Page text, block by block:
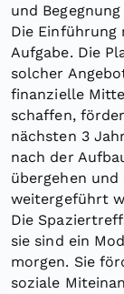
und
Die
Aufgabe. Die
solcher
finanzielle
schaffen,
nächsten 3
nach der
übergehen
weitergeführt
Die
sie sind ein
morgen. Sie
soziale